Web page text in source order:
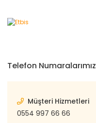
Telefon Numaralarımız
Müşteri Hizmetleri
0554 997 66 66